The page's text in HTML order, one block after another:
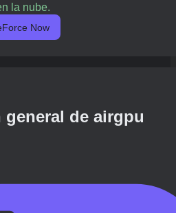
la nube.
Now
de airgpu